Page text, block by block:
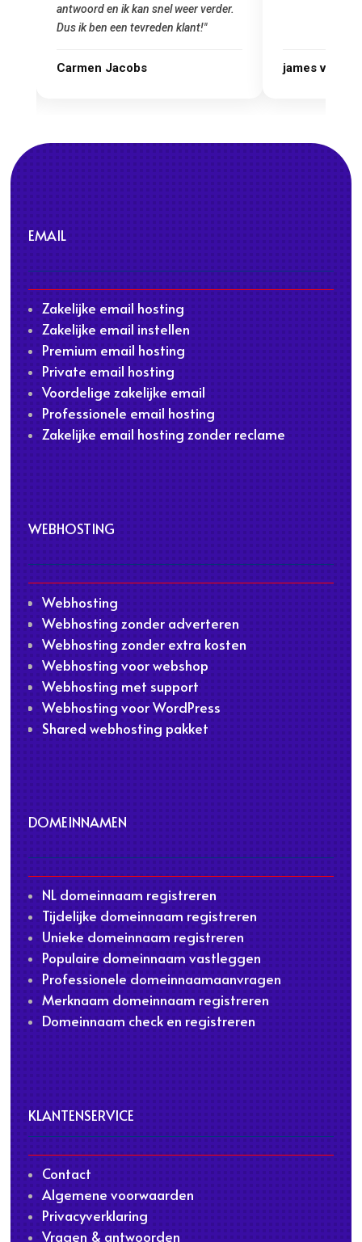
james van oranje Marcel Thijs
EMAIL
Zakelijke email hosting
Zakelijke email instellen
Premium email hosting
Private email hosting
Voordelige zakelijke email
Professionele email hosting
Zakelijke email hosting zonder reclame
WEBHOSTING
Webhosting
Webhosting zonder adverteren
Webhosting zonder extra kosten
Webhosting voor webshop
Webhosting met support
Webhosting voor WordPress
Shared webhosting pakket
DOMEINNAMEN
NL domeinnaam registreren
Tijdelijke domeinnaam registreren
Unieke domeinnaam registreren
Populaire domeinnaam vastleggen
Professionele domeinnaamaanvragen
Merknaam domeinnaam registreren
Domeinnaam check en registreren
KLANTENSERVICE
Contact
Algemene voorwaarden
Privacyverklaring
Vragen & antwoorden